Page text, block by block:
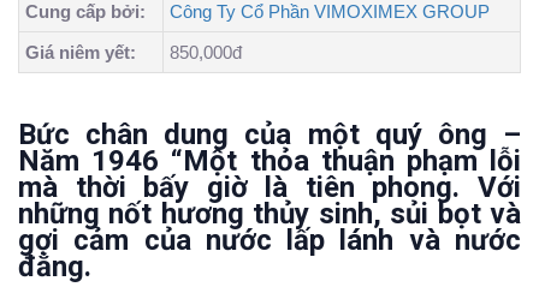
Cung cấp bởi:
Công Ty Cổ Phần VIMOXIMEX GROUP
Giá niêm yết:
850,000đ
Bức chân dung của một quý ông –
Năm 1946 “Một thỏa thuận phạm lỗi
mà thời bấy giờ là tiên phong. Với
những nốt hương thủy sinh, sủi bọt và
gợi cảm của nước lấp lánh và nước
đắng.